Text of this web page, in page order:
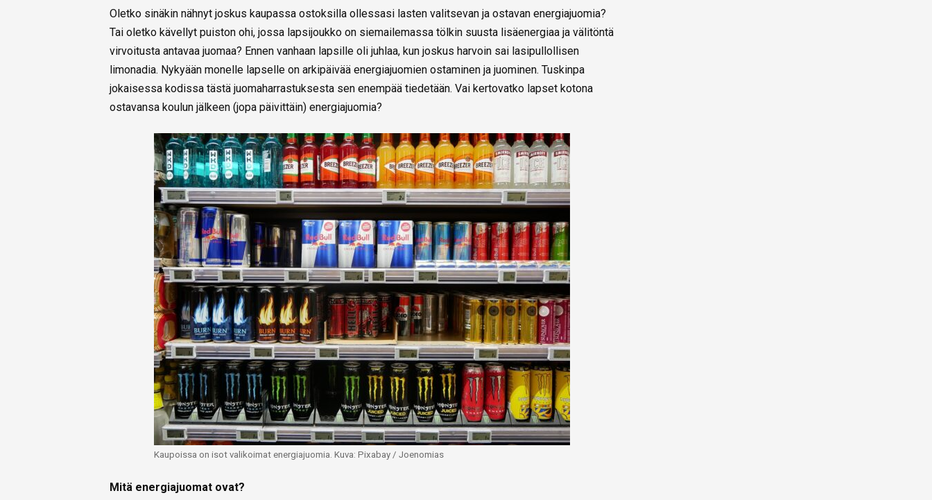
Oletko sinäkin nähnyt joskus kaupassa ostoksilla ollessasi lasten valitsevan ja ostavan energiajuomia?
Tai oletko kävellyt puiston ohi, jossa lapsijoukko on siemailemassa tölkin suusta lisäenergiaa ja välitöntä
virvoitusta antavaa juomaa? Ennen vanhaan lapsille oli juhlaa, kun joskus harvoin sai lasipullollisen
limonadia. Nykyään monelle lapselle on arkipäivää energiajuomien ostaminen ja juominen. Tuskinpa
jokaisessa kodissa tästä juomaharrastuksesta sen enempää tiedetään. Vai kertovatko lapset kotona
ostavansa koulun jälkeen (jopa päivittäin) energiajuomia?
Kaupoissa on isot valikoimat energiajuomia. Kuva: Pixabay / Joenomias
Mitä energiajuomat ovat?